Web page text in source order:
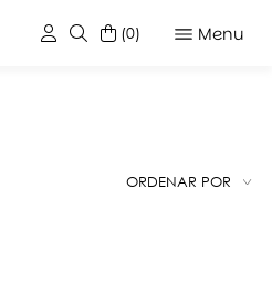
Menu
(0)
ORDENAR POR